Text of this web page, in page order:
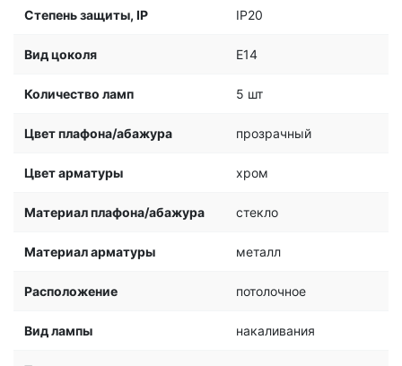
Степень защиты, IP IP20
Вид цоколя E14
Количество ламп 5 шт
Цвет плафона/абажура прозрачный
Цвет арматуры хром
Материал плафона/абажура стекло
Материал арматуры металл
Расположение потолочное
Вид лампы накаливания